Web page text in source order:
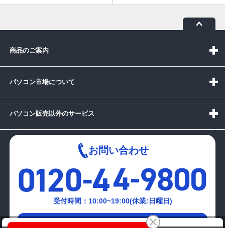
商品のご案内
パソコン市場について
パソコン販売以外のサービス
お問い合わせ
受付時間：10:00~19:00(休業:日曜日)
メールでの